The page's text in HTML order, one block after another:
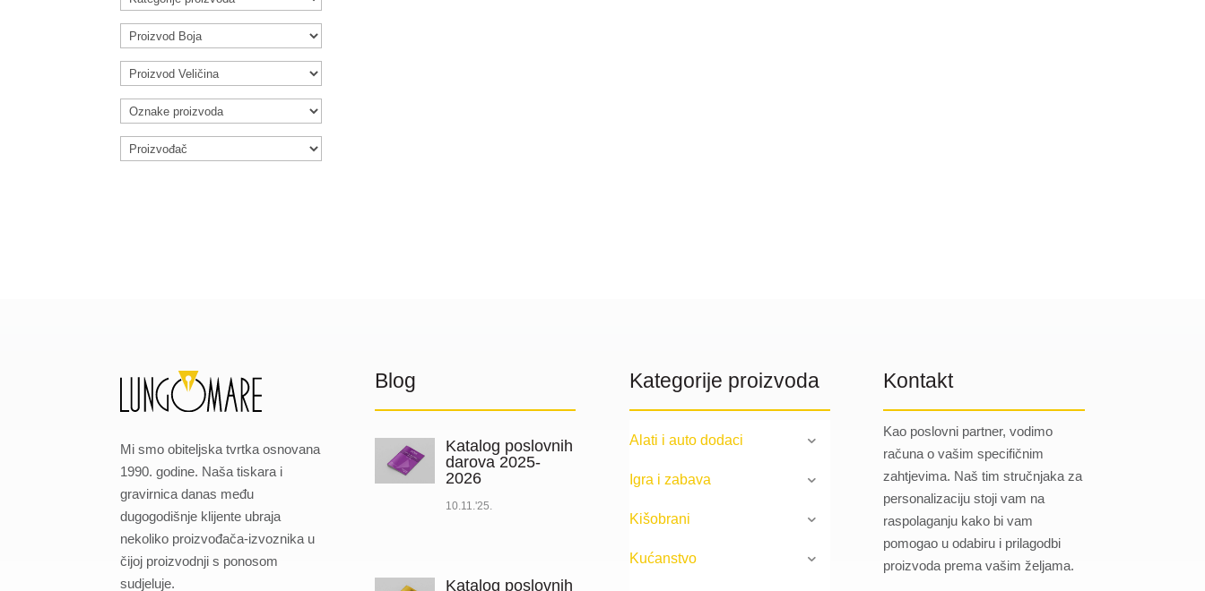
Mi smo obiteljska tvrtka osnovana
1990. godine. Naša tiskara i
gravirnica danas među
dugogodišnje klijente ubraja
nekoliko proizvođača-izvoznika u
čijoj proizvodnji s ponosom
sudjeluje.
Blog
Katalog poslovnih
darova 2025-
2026
10.11.'25.
Katalog poslovnih
Kategorije proizvoda
Alati i auto dodaci
Igra i zabava
Kišobrani
Kućanstvo
Kontakt
Kao poslovni partner, vodimo
računa o vašim specifičnim
zahtjevima. Naš tim stručnjaka za
personalizaciju stoji vam na
raspolaganju kako bi vam
pomogao u odabiru i prilagodbi
proizvoda prema vašim željama.